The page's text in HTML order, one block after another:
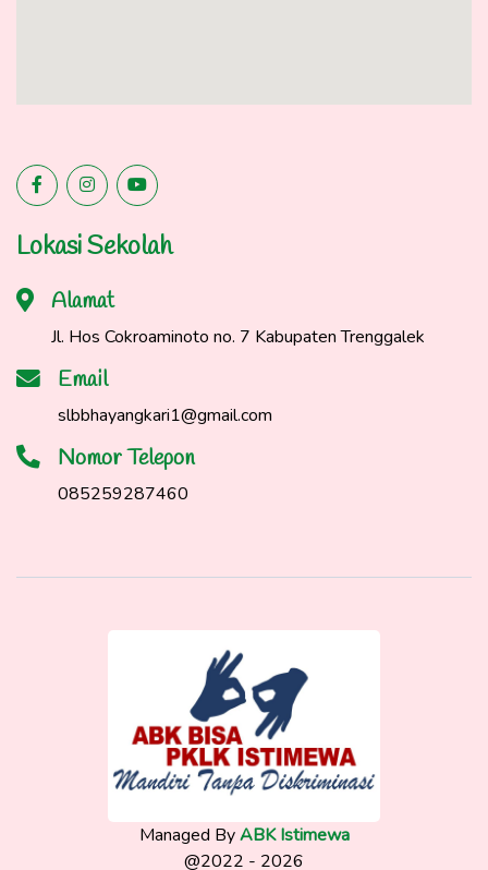
Lokasi Sekolah
Alamat
Jl. Hos Cokroaminoto no. 7 Kabupaten Trenggalek
Email
slbbhayangkari1@gmail.com
Nomor Telepon
085259287460
Managed ByABK Istimewa
@2022 - 2026